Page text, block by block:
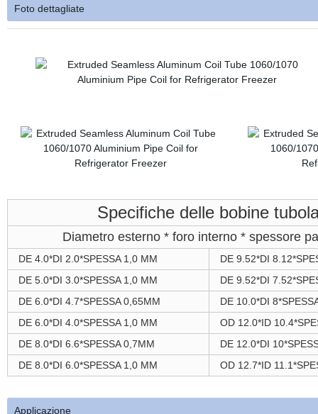
Foto dettagliate
Specifiche delle bobine
Diametro esterno * foro interno * spessore
DE 4.0*DI 2.0*SPESSA 1,0 MM
DE 9.52*DI
DE 5.0*DI 3.0*SPESSA 1,0 MM
DE 9.52*DI
DE 6.0*DI 4.7*SPESSA 0,65MM
DE 10.0*DI
DE 6.0*DI 4.0*SPESSA 1,0 MM
OD 12.0*ID
DE 8.0*DI 6.6*SPESSA 0,7MM
DE 12.0*DI
DE 8.0*DI 6.0*SPESSA 1,0 MM
OD 12.7*ID
Applicazione